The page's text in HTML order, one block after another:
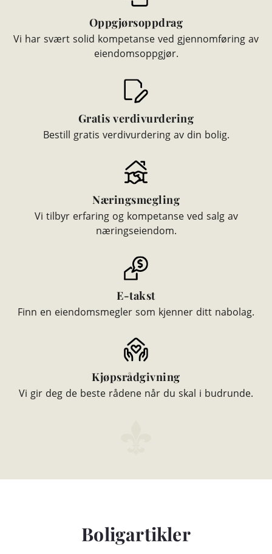
Oppgjørsoppdrag
Vi har svært solid kompetanse ved gjennomføring av
eiendomsoppgjør.
Gratis verdivurdering
Bestill gratis verdivurdering av din bolig.
Næringsmegling
Vi tilbyr erfaring og kompetanse ved salg av
næringseiendom.
E-takst
Finn en eiendomsmegler som kjenner ditt nabolag.
Kjøpsrådgivning
Vi gir deg de beste rådene når du skal i budrunde.
Boligartikler